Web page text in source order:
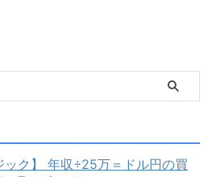
ック】 年収÷25万＝ドル円の買